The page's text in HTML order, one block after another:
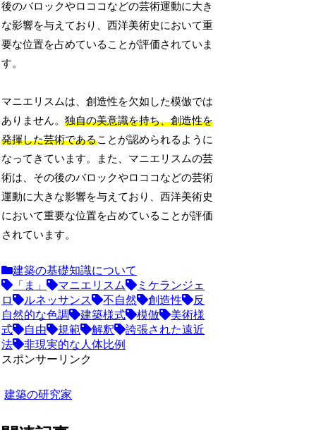
後のバロックやロココなどの芸術運動に大き
な影響を与えており、西洋美術史において重
要な位置を占めていることが評価されていま
す。
マニエリスムは、創造性を欠如した模倣では
ありません。独自の美意識を持ち、創造性を
発揮した芸術であることが認められるように
なってきています。また、マニエリスムの芸
術は、その後のバロックやロココなどの芸術
運動に大きな影響を与えており、西洋美術史
において重要な位置を占めていることが評価
されています。
建築の基礎知識について
「ま」
マニエリスム
ミケランジェ
ロ
ルネッサンス 不自然 創造性
反
自然的な色調
建築様式 模倣
美術様
式
自由 規範 解釈
誇張された遠近
法
非現実的な人体比例
スポンサーリンク
建築の研究家